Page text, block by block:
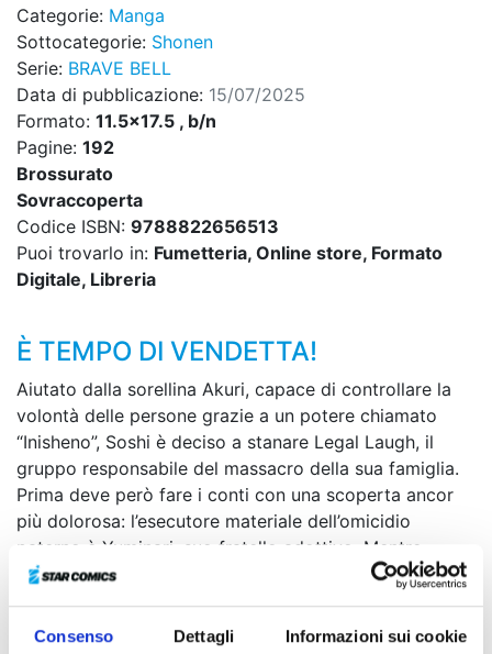
Consenso Dettagli Informazioni sui cookie
Categorie: Manga
Sottocategorie: Shonen
Serie: BRAVE BELL
Data di pubblicazione: 15/07/2025
Formato: 11.5x17.5 , b/n
Pagine: 192
Brossurato
Sovraccoperta
Codice ISBN: 9788822656513
Puoi trovarlo in: Fumetteria, Online store, Formato
Digitale, Libreria
È TEMPO DI VENDETTA!
Aiutato dalla sorellina Akuri, capace di controllare la
volontà delle persone grazie a un potere chiamato
“Inisheno”, Soshi è deciso a stanare Legal Laugh, il
gruppo responsabile del massacro della sua famiglia.
Prima deve però fare i conti con una scoperta ancor
più dolorosa: l’esecutore materiale dell’omicidio
paterno è Yuminari, suo fratello adottivo. Mentre
ispeziona il suo appartamento, si palesano altri
visitatori: prima tre persone, poi un ragazzo da solo...
Perché l’hanno preso di mira?